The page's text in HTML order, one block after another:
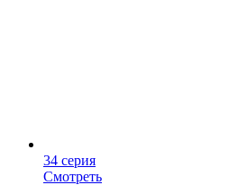
34 серия
Смотреть